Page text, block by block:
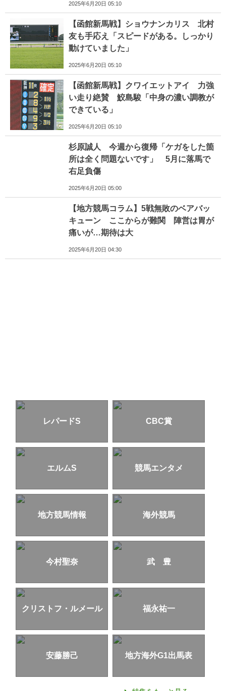
2025年6月20日 05:10
【函館新馬戦】ショウナンカリス 北村
友も手応え「スピードがある。しっかり
動けていました」
2025年6月20日 05:10
【函館新馬戦】クワイエットアイ 力強
い走り絶賛 鮫島駿「中身の濃い調教が
できている」
2025年6月20日 05:10
杉原誠人 今週から復帰「ケガをした箇
所は全く問題ないです」 5月に落馬で
右足負傷
2025年6月20日 05:00
【地方競馬コラム】5戦無敗のベアバッ
キューン ここからが難関 陣営は胃が
痛いが…期待は大
2025年6月20日 04:30
レパードS CBC賞
エルムS 競馬エンタメ
地方競馬情報 海外競馬
今村聖奈 武 豊
クリストフ・ルメール 福永祐一
安藤勝己 地方海外G1出馬表